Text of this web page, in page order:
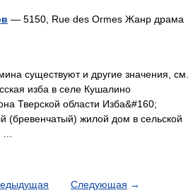
— 5150, Rue des Ormes Жанр драма
существуют и другие значения, см.
изба в селе Кушалино
Тверской области Изба&#160;
(бревенчатый) жилой дом в сельской
…
Следующая →